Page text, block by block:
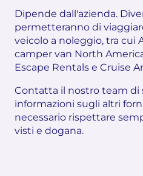
Dipende dall'azienda.
permetteranno di
veicolo a noleggio, tra cui
camper van North
Escape Rentals e Cruise
Contatta il nostro team di
informazioni sugli altri
necessario rispettare
visti e dogana.